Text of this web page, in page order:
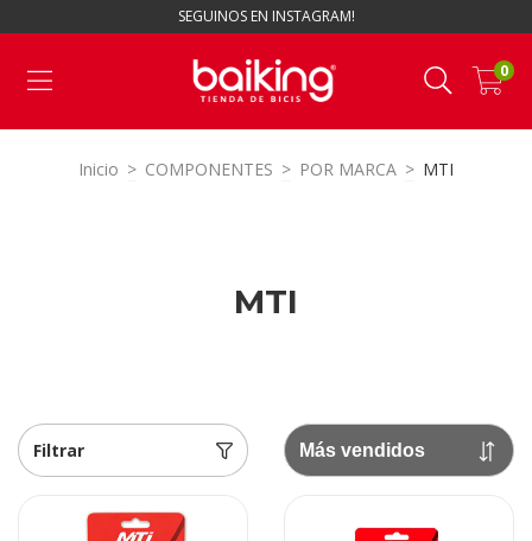
SEGUINOS EN INSTAGRAM!
0
Inicio > COMPONENTES > POR MARCA > MTI
MTI
Filtrar